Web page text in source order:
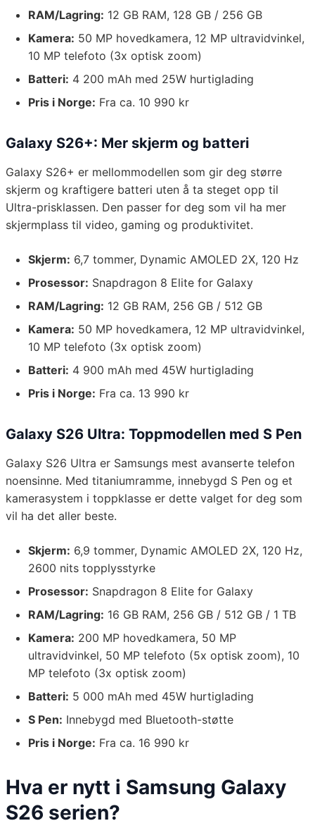
RAM/Lagring: 12 GB RAM, 128 GB / 256 GB
Kamera: 50 MP hovedkamera, 12 MP ultravidvinkel,
10 MP telefoto (3x optisk zoom)
Batteri: 4 200 mAh med 25W hurtiglading
Pris i Norge: Fra ca. 10 990 kr
Galaxy S26+: Mer skjerm og batteri
Galaxy S26+ er mellommodellen som gir deg større
skjerm og kraftigere batteri uten å ta steget opp til
Ultra-prisklassen. Den passer for deg som vil ha mer
skjermplass til video, gaming og produktivitet.
Skjerm: 6,7 tommer, Dynamic AMOLED 2X, 120 Hz
Prosessor: Snapdragon 8 Elite for Galaxy
RAM/Lagring: 12 GB RAM, 256 GB / 512 GB
Kamera: 50 MP hovedkamera, 12 MP ultravidvinkel,
10 MP telefoto (3x optisk zoom)
Batteri: 4 900 mAh med 45W hurtiglading
Pris i Norge: Fra ca. 13 990 kr
Galaxy S26 Ultra: Toppmodellen med S Pen
Galaxy S26 Ultra er Samsungs mest avanserte telefon
noensinne. Med titaniumramme, innebygd S Pen og et
kamerasystem i toppklasse er dette valget for deg som
vil ha det aller beste.
Skjerm: 6,9 tommer, Dynamic AMOLED 2X, 120 Hz,
2600 nits topplysstyrke
Prosessor: Snapdragon 8 Elite for Galaxy
RAM/Lagring: 16 GB RAM, 256 GB / 512 GB / 1 TB
Kamera: 200 MP hovedkamera, 50 MP
ultravidvinkel, 50 MP telefoto (5x optisk zoom), 10
MP telefoto (3x optisk zoom)
Batteri: 5 000 mAh med 45W hurtiglading
S Pen: Innebygd med Bluetooth-støtte
Pris i Norge: Fra ca. 16 990 kr
Hva er nytt i Samsung Galaxy
S26 serien?